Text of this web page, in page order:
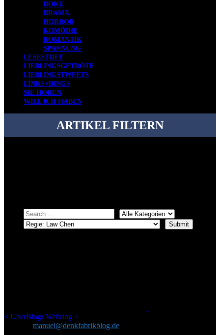
DOKU
DRAMA
HORROR
KOMÖDIE
ROMANTIK
SPANNUNG
LESESTOFF
LIEBLINGSGETRÖTE
LIEBLINGSTWEETS
LINKS+DINGS
SIE HÖREN
WILL ICH HABEN
ARTIKEL FILTERN
< UberBlogr Webring >
manuel@denkfabrikblog.de